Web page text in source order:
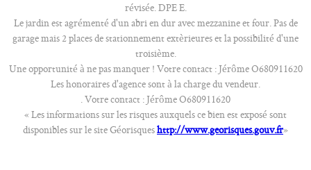
révisée. DPE E.
Le jardin est agrémenté d'un abri en dur avec mezzanine et four. Pas de
garage mais 2 places de stationnement extèrieures et la possibilité d'une
troisième.
Une opportunité à ne pas manquer ! Votre contact : Jérôme O680911620
Les honoraires d'agence sont à la charge du vendeur.
. Votre contact : Jérôme O680911620
« Les informations sur les risques auxquels ce bien est exposé sont
disponibles sur le site Géorisqueshttp://www.georisques.gouv.fr»